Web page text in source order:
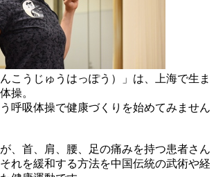
こうじゅうはっぽう）」は、上海で生ま
操。
呼吸体操で健康づくりを始めてみません
、首、肩、腰、足の痛みを持つ患者さん
れを緩和する方法を中国伝統の武術や経